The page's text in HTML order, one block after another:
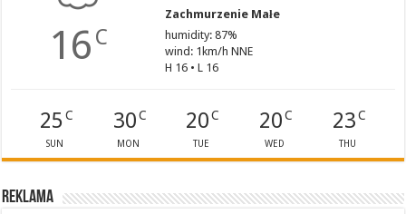
16 C
Zachmurzenie Małe
humidity: 87%
wind: 1km/h NNE
H 16 • L 16
25C
SUN
30C
MON
20 C
TUE
20C
WED
23C
THU
Reklama